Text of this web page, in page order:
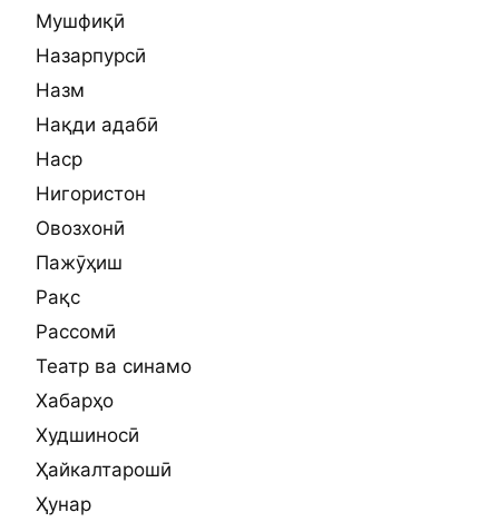
Мушфиқӣ
Назарпурсӣ
Назм
Нақди адабӣ
Наср
Нигористон
Овозхонӣ
Пажӯҳиш
Рақс
Рассомӣ
Театр ва синамо
Хабарҳо
Худшиносӣ
Ҳайкалтарошӣ
Ҳунар